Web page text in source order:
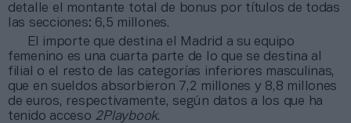
detalle el montante total de bonus por títulos de todas
las secciones: 6,5 millones.
El importe que destina el Madrid a su equipo
femenino es una cuarta parte de lo que se destina al
filial o el resto de las categorías inferiores masculinas,
que en sueldos absorbieron 7,2 millones y 8,8 millones
de euros, respectivamente, según datos a los que ha
tenido acceso 2Playbook.